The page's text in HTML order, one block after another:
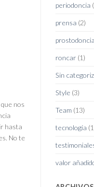
nos
hasta
No te
periodoncia
prensa (2)
prostodoncia
roncar(1)
Sin
Style (3)
Team (13)
tecnología
valor